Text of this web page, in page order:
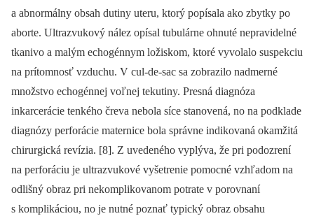
a abnormálny obsah dutiny uteru, ktorý popísala ako zbytky po
aborte. Ultrazvukový nález opísal tubulárne ohnuté nepravidelné
tkanivo a malým echogénnym ložiskom, ktoré vyvolalo suspekciu
na prítomnosť vzduchu. V cul-de-sac sa zobrazilo nadmerné
množstvo echogénnej voľnej tekutiny. Presná diagnóza
inkarcerácie tenkého čreva nebola síce stanovená, no na podklade
diagnózy perforácie maternice bola správne indikovaná okamžitá
chirurgická revízia. [8]. Z uvedeného vyplýva, že pri podozrení
na perforáciu je ultrazvukové vyšetrenie pomocné vzhľadom na
odlišný obraz pri nekomplikovanom potrate v porovnaní
s komplikáciou, no je nutné poznať typický obraz obsahu